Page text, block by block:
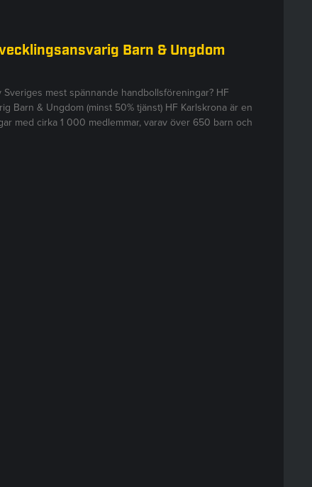
Barn & Ungdom
mest spännande handbollsföreningar? HF
Barn & Ungdom (minst 50% tjänst) HF Karlskrona är en
med cirka 1 000 medlemmar, varav över 650 barn och